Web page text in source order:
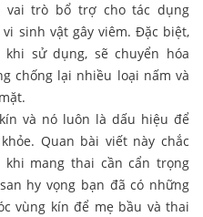
vai trò bổ trợ cho tác dụng
sinh vật gây viêm. Đặc biệt,
sử dụng, sẽ chuyển hóa
chống lại nhiều loại nấm và
và nó luôn là dấu hiệu để
Quan bài viết này chắc
mang thai cần cẩn trọng
hy vọng bạn đã có những
vùng kín để mẹ bầu và thai